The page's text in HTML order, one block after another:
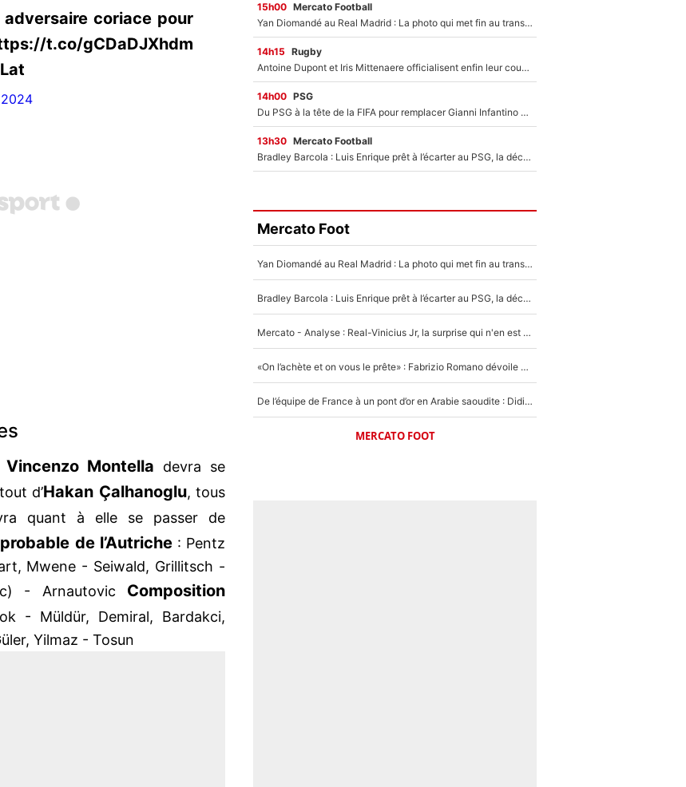
adversaire coriace pour
gCDaDJXhdm
Vincenzo Montella devra se
d’Hakan Çalhanoglu, tous
quant à elle se passer de
de l’Autriche : Pentz
Mwene - Seiwald, Grillitsch -
- Arnautovic Composition
- Müldür, Demiral, Bardakci,
Yilmaz - Tosun
15h00 Mercato Football
Yan Diomandé au Real Madrid : La photo qui met fin au transfert de l’été !
14h15 Rugby
Antoine Dupont et Iris Mittenaere officialisent enfin leur couple : La photo qui enflamme les réseaux sociaux
14h00 PSG
Du PSG à la tête de la FIFA pour remplacer Gianni Infantino ? «Il serait un mauvais président», le patron de la Liga s'attaque à Nasser Al-Khelaïfi !
13h30 Mercato Football
Bradley Barcola : Luis Enrique prêt à l’écarter au PSG, la décision qui va accélérer son transfert à Liverpool ?
Mercato Foot
Yan Diomandé au Real Madrid : La photo qui met fin au transfert de l’été !
Bradley Barcola : Luis Enrique prêt à l’écarter au PSG, la décision qui va accélérer son transfert à Liverpool ?
Mercato - Analyse : Real-Vinicius Jr, la surprise qui n'en est pas une...
«On l’achète et on vous le prête» : Fabrizio Romano dévoile déjà la stratégie du PSG avec le transfert de Zion Suzuki !
De l’équipe de France à un pont d’or en Arabie saoudite : Didier Deschamps a donné sa réponse !
MERCATO FOOT